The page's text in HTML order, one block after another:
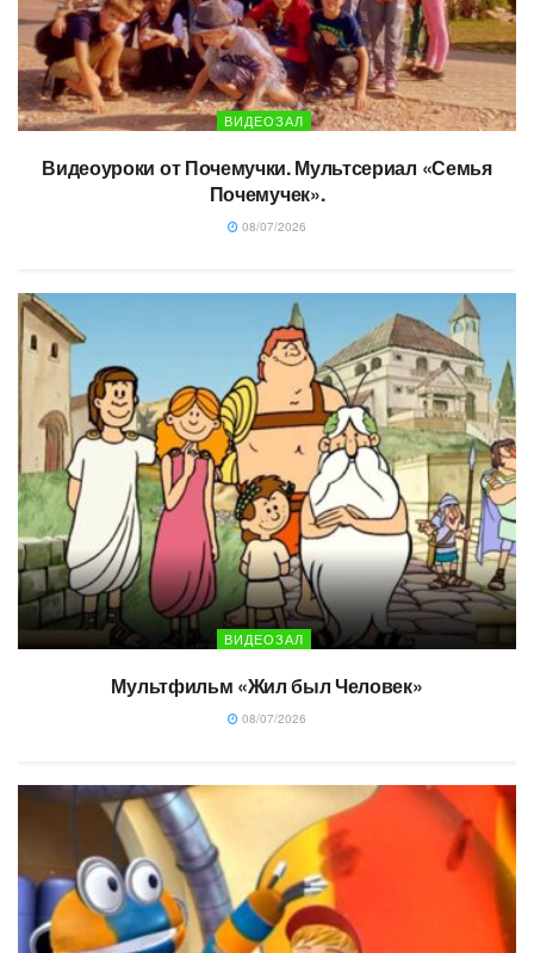
ВИДЕОЗАЛ
Видеоуроки от Почемучки. Мультсериал «Семья
Почемучек».
08/07/2026
ВИДЕОЗАЛ
Мультфильм «Жил был Человек»
08/07/2026